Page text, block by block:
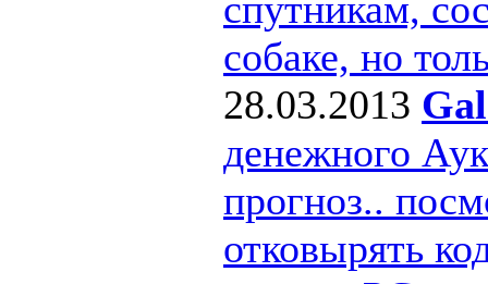
спутникам,
собаке, но
28.03.2013
денежного
прогноз..
отковырять